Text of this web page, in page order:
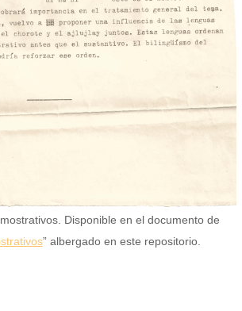
Disponible en el documento de
” albergado en este repositorio.